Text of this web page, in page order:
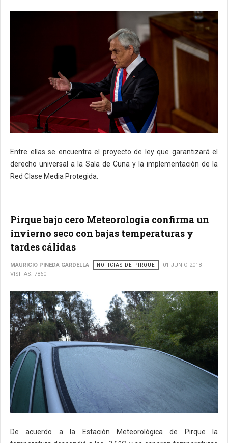
Entre ellas se encuentra el proyecto de ley que garantizará el
derecho universal a la Sala de Cuna y la implementación de la
Red Clase Media Protegida.
Pirque bajo cero Meteorología confirma un
invierno seco con bajas temperaturas y
tardes cálidas
MAURICIO PINEDA GARDELLA NOTICIAS DE PIRQUE
01 JUNIO 2018
VISITAS: 7860
De acuerdo a la Estación Meteorológica de Pirque la